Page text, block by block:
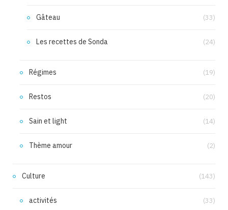
Gâteau (33)
Les recettes de Sonda (24)
Régimes (19)
Restos (20)
Sain et light (14)
Thème amour (2)
Culture (143)
activités (33)